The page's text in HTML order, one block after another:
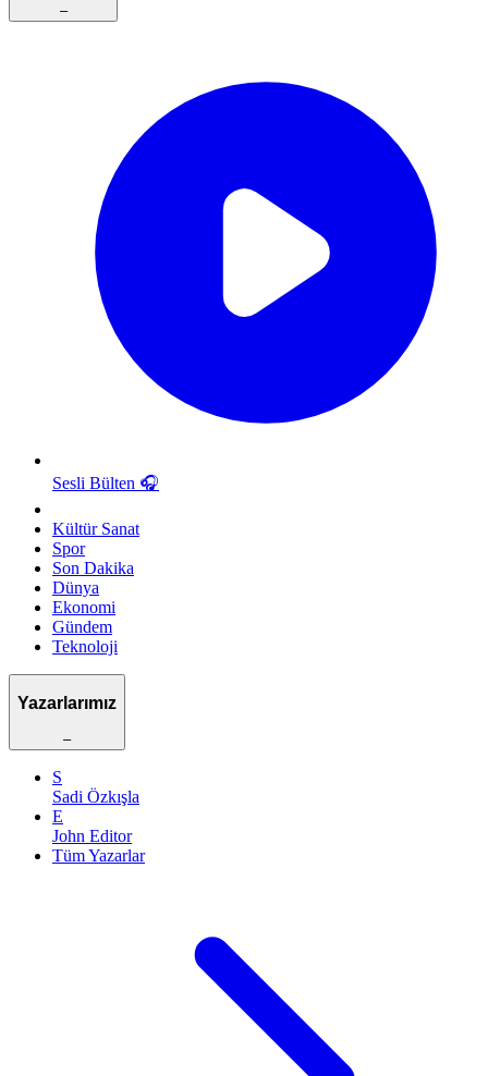
–
Sesli Bülten 🎧
Kültür Sanat
Spor
Son Dakika
Dünya
Ekonomi
Gündem
Teknoloji
Yazarlarımız
–
S
Sadi Özkışla
E
John Editor
Tüm Yazarlar